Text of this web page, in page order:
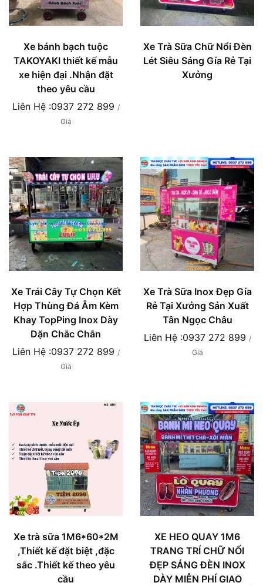
Xe bánh bạch tuộc
TAKOYAKI thiết kế mẫu
xe hiện đại .Nhận đặt
theo yêu cầu
Liên Hệ :0937 272 899 /
Giá
Xe Trà Sữa Chữ Nổi Đèn
Lét Siêu Sáng Gía Rẻ Tại
Xưởng
Xe Trái Cây Tự Chọn Kết
Hợp Thùng Đá Âm Kèm
Khay TopPing Inox Dày
Dặn Chắc Chắn
Liên Hệ :0937 272 899 /
Giá
Xe Trà Sữa Inox Đẹp Gía
Rẻ Tại Xưởng Sản Xuất
Tân Ngọc Châu
Liên Hệ :0937 272 899 /
Giá
Xe trà sữa 1M6*60*2M
,Thiết kế đặt biệt ,đặc
sắc .Thiết kế theo yêu
cầu
XE HEO QUAY 1M6
TRANG TRÍ CHỮ NỔI
ĐẸP SÁNG ĐÈN INOX
DÀY MIỄN PHÍ GIAO